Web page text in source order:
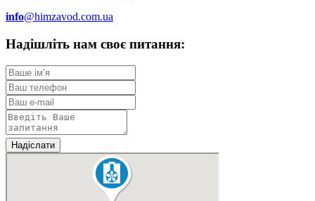
info@himzavod.com.ua
Надішліть нам своє питання: